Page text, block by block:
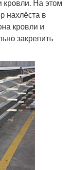
кровли. На этом
нахлёста в
кровли и
закрепить